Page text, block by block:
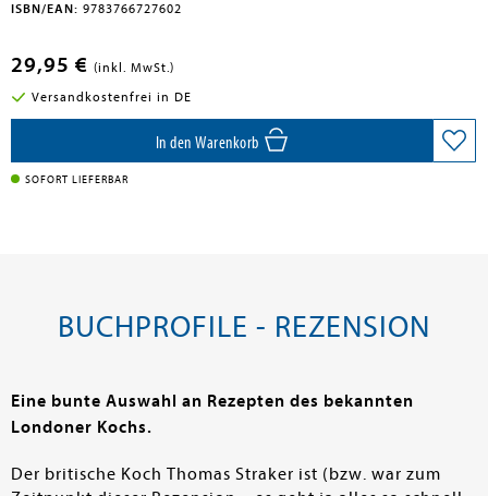
ISBN/EAN: 9783766727602
29,95 € (inkl. MwSt.)
Versandkostenfrei in DE
In den Warenkorb
SOFORT LIEFERBAR
BUCHPROFILE - REZENSION
Eine bunte Auswahl an Rezepten des bekannten
Londoner Kochs.
Der britische Koch Thomas Straker ist (bzw. war zum